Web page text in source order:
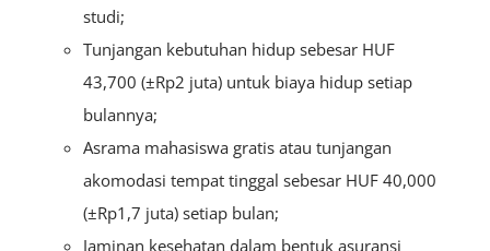
studi;
Tunjangan kebutuhan hidup sebesar HUF
43,700 (±Rp2 juta) untuk biaya hidup setiap
bulannya;
Asrama mahasiswa gratis atau tunjangan
akomodasi tempat tinggal sebesar HUF 40,000
(±Rp1,7 juta) setiap bulan;
Jaminan kesehatan dalam bentuk asuransi